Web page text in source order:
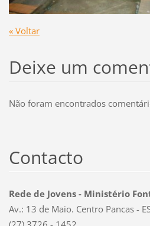
« Voltar
Deixe um
Não foram encontrados
Contacto
Rede de Jovens - Ministério
Av.: 13 de Maio. Centro Pancas -